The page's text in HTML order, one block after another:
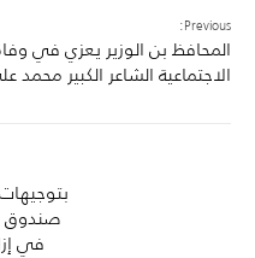
Previous:
المحافظ بن الوزير يعزي في
الاجتماعية الشاعر الكبير محمد
صندوق
في